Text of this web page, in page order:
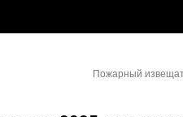
Пожарный